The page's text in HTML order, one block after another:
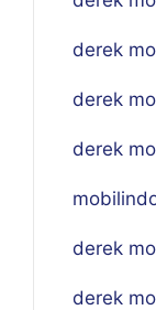
derek
derek
derek
derek
derek